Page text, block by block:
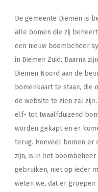
De gemeente Diemen is
alle bomen die zij
een nieuw boombeheer
in Diemen Zuid. Daarna
Diemen Noord aan de
bomenkaart te staan, die
de website te zien zal
elf- tot twaalfduizend
worden gekapt en er
terug. Hoeveel bomen er
zijn, is in het
gebruiken, niet op ieder
weten we, dat er